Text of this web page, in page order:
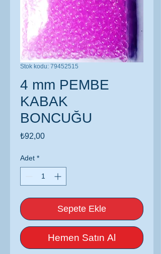
Stok kodu: 79452515
4 mm PEMBE
KABAK
BONCUĞU
₺92,00Fiyat
Adet *
Sepete Ekle
Hemen Satın Al